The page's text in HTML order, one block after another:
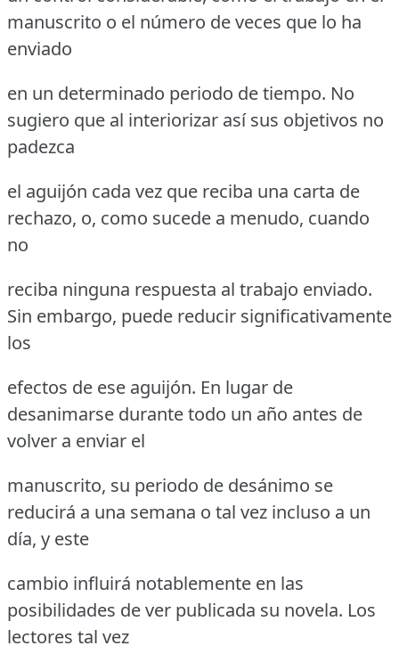
manuscrito o el número de veces que lo ha
enviado
en un determinado periodo de tiempo. No
sugiero que al interiorizar así sus objetivos no
padezca
el aguijón cada vez que reciba una carta de
rechazo, o, como sucede a menudo, cuando
no
reciba ninguna respuesta al trabajo enviado.
Sin embargo, puede reducir significativamente
los
efectos de ese aguijón. En lugar de
desanimarse durante todo un año antes de
volver a enviar el
manuscrito, su periodo de desánimo se
reducirá a una semana o tal vez incluso a un
día, y este
cambio influirá notablemente en las
posibilidades de ver publicada su novela. Los
lectores tal vez